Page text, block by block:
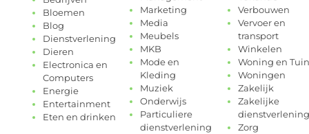
Bloemen
Blog
Dienstverlening
Dieren
Electronica en
Computers
Energie
Entertainment
Eten en drinken
Marketing
Media
Meubels
MKB
Mode en
Kleding
Muziek
Onderwijs
Particuliere
dienstverlening
Verbouwen
Vervoer en
transport
Winkelen
Woning en Tuin
Woningen
Zakelijk
Zakelijke
dienstverlening
Zorg